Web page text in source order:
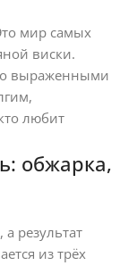
мир самых
виски.
выраженными
любит
обжарка,
результат
из трёх